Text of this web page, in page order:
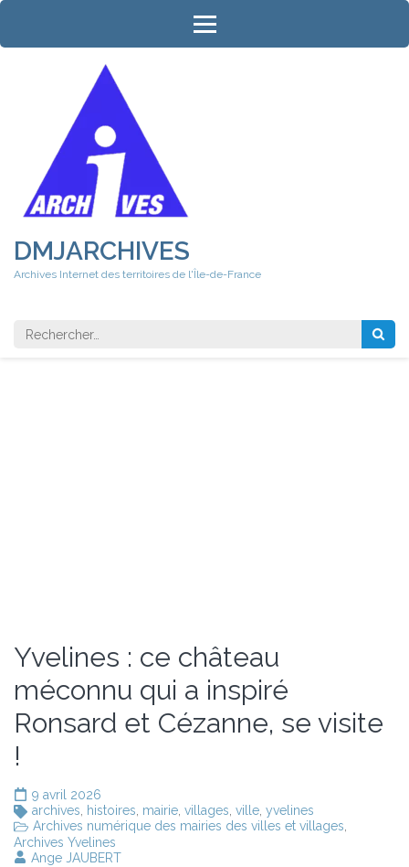
Aller
contenu
DMJARCHIVES
Archives Internet des territoires de l'Île-de-France
Rechercher
Yvelines : ce château
méconnu qui a inspiré
Ronsard et Cézanne, se visite
!
9 avril 2026
archives, histoires, mairie, villages, ville, yvelines
Archives numérique des mairies des villes et villages,
Archives Yvelines
Ange JAUBERT